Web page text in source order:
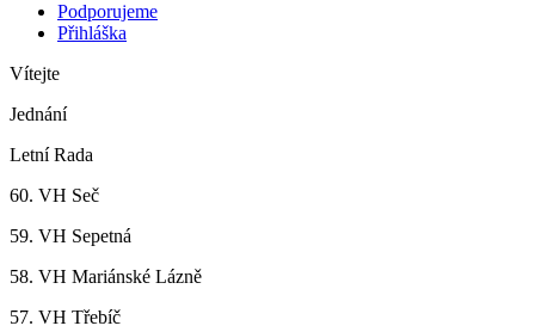
Podporujeme
Přihláška
Vítejte
Jednání
Letní Rada
60. VH Seč
59. VH Sepetná
58. VH Mariánské Lázně
57. VH Třebíč